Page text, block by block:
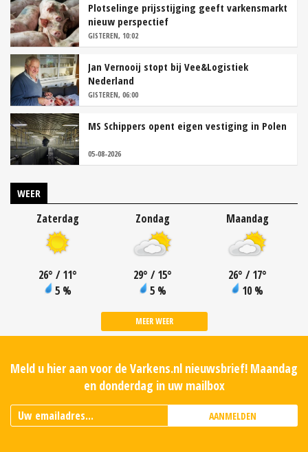
Plotselinge prijsstijging geeft varkensmarkt
nieuw perspectief
GISTEREN, 10:02
Jan Vernooij stopt bij Vee&Logistiek
Nederland
GISTEREN, 06:00
MS Schippers opent eigen vestiging in Polen
05-08-2026
WEER
Zaterdag
26° / 11°
5 %
Zondag
29° / 15°
5 %
Maandag
26° / 17°
10 %
MEER WEER
Meld u hier aan voor de Varkens.nl nieuwsbrief! Maandag
en donderdag in uw mailbox
AANMELDEN